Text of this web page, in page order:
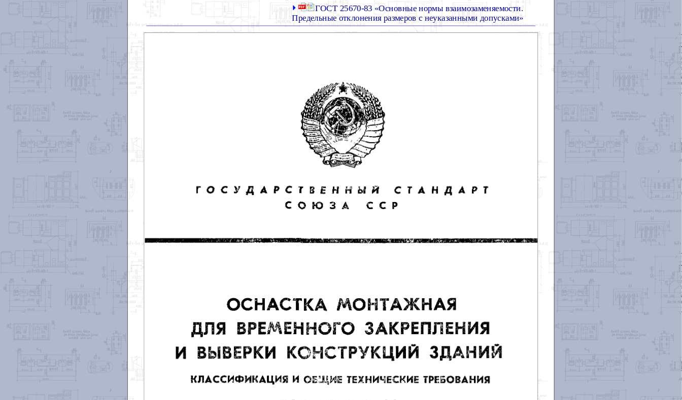
ГОСТ 25670-83 «Основные нормы взаимозаменяемости.
Предельные отклонения размеров с неуказанными допусками»